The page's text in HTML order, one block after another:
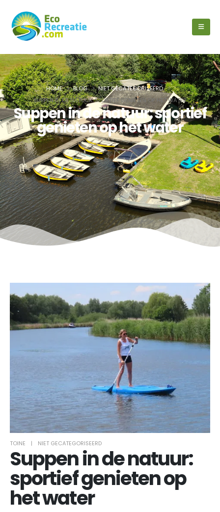
HOME BLOG
NIET GECATEGORISEERD
SUPPEN IN DE NATUUR: SPORTIEF GENIETEN OP HET WATER
Suppen in de natuur: sportief
genieten op het water
TOINE NIET GECATEGORISEERD
Suppen in de natuur:
sportief genieten op
het water